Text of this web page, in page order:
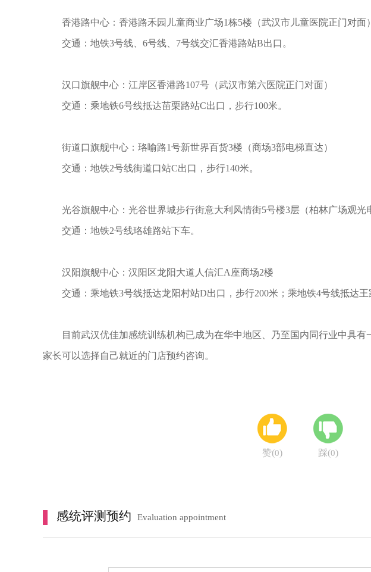
香港路中心：香港路禾园儿童商业广场1栋5楼（武汉市儿童医院正门对面）
交通：地铁3号线、6号线、7号线交汇香港路站B出口。
汉口旗舰中心：江岸区香港路107号（武汉市第六医院正门对面）
交通：乘地铁6号线抵达苗栗路站C出口，步行100米。
街道口旗舰中心：珞喻路1号新世界百货3楼（商场3部电梯直达）
交通：地铁2号线街道口站C出口，步行140米。
光谷旗舰中心：光谷世界城步行街意大利风情街5号楼3层（柏林广场观光
交通：地铁2号线珞雄路站下车。
汉阳旗舰中心：汉阳区龙阳大道人信汇A座商场2楼
交通：乘地铁3号线抵达龙阳村站D出口，步行200米；乘地铁4号线抵达王
目前武汉优佳加感统训练机构已成为在华中地区、乃至国内同行业中具有
家长可以选择自己就近的门店预约咨询。
赞(0) 踩(0)
感统评测预约 Evaluation appointment